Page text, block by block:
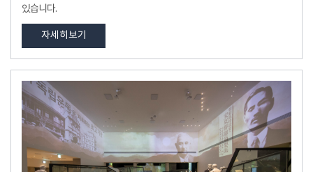
있습니다.
자세히보기